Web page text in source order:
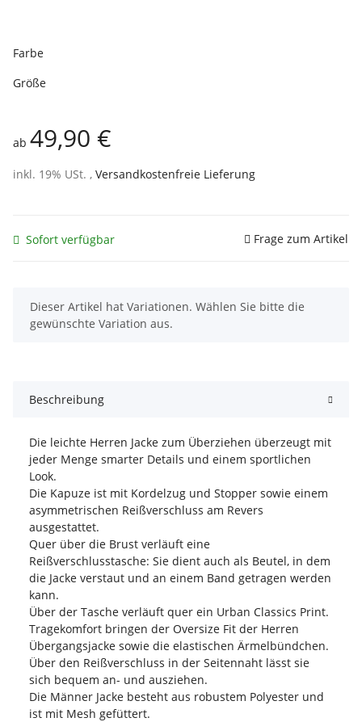
Farbe
Größe
ab 49,90 €
inkl. 19% USt. , Versandkostenfreie Lieferung
Sofort verfügbar Frage zum Artikel
x
Dieser Artikel hat Variationen. Wählen Sie bitte die
gewünschte Variation aus.
Beschreibung
Die leichte Herren Jacke zum Überziehen überzeugt mit
jeder Menge smarter Details und einem sportlichen
Look.
Die Kapuze ist mit Kordelzug und Stopper sowie einem
asymmetrischen Reißverschluss am Revers
ausgestattet.
Quer über die Brust verläuft eine
Reißverschlusstasche: Sie dient auch als Beutel, in dem
die Jacke verstaut und an einem Band getragen werden
kann.
Über der Tasche verläuft quer ein Urban Classics Print.
Tragekomfort bringen der Oversize Fit der Herren
Übergangsjacke sowie die elastischen Ärmelbündchen.
Über den Reißverschluss in der Seitennaht lässt sie
sich bequem an- und ausziehen.
Die Männer Jacke besteht aus robustem Polyester und
ist mit Mesh gefüttert.